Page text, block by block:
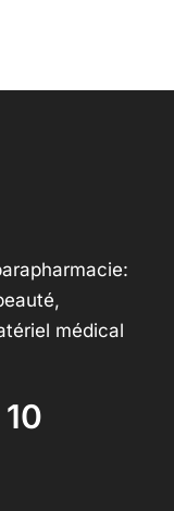
médical